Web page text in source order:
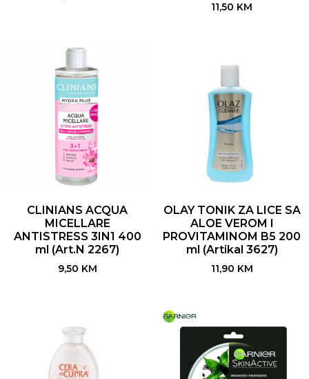
11,50 KM
CLINIANS ACQUA
MICELLARE
ANTISTRESS 3IN1 400
ml (Art.N 2267)
9,50 KM
OLAY TONIK ZA LICE SA
ALOE VEROM I
PROVITAMINOM B5 200
ml (Artikal 3627)
11,90 KM